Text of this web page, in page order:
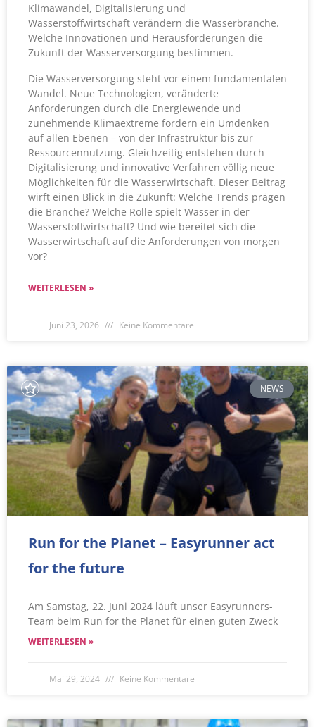
Klimawandel, Digitalisierung und
Wasserstoffwirtschaft verändern die Wasserbranche.
Welche Innovationen und Herausforderungen die
Zukunft der Wasserversorgung bestimmen.
Die Wasserversorgung steht vor einem fundamentalen
Wandel. Neue Technologien, veränderte
Anforderungen durch die Energiewende und
zunehmende Klimaextreme fordern ein Umdenken
auf allen Ebenen – von der Infrastruktur bis zur
Ressourcennutzung. Gleichzeitig entstehen durch
Digitalisierung und innovative Verfahren völlig neue
Möglichkeiten für die Wasserwirtschaft. Dieser Beitrag
wirft einen Blick in die Zukunft: Welche Trends prägen
die Branche? Welche Rolle spielt Wasser in der
Wasserstoffwirtschaft? Und wie bereitet sich die
Wasserwirtschaft auf die Anforderungen von morgen
vor?
WEITERLESEN »
Juni 23, 2026 Keine Kommentare
NEWS
Run for the Planet – Easyrunner act
for the future
Am Samstag, 22. Juni 2024 läuft unser Easyrunners-
Team beim Run for the Planet für einen guten Zweck
WEITERLESEN »
Mai 29, 2024 Keine Kommentare